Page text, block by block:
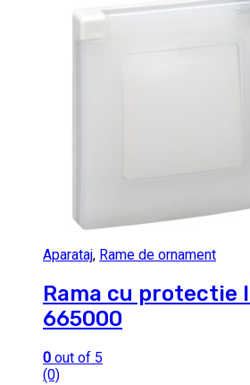
Aparataj, Rame de ornament
Rama cu protectie
665000
0 out of 5
(0)